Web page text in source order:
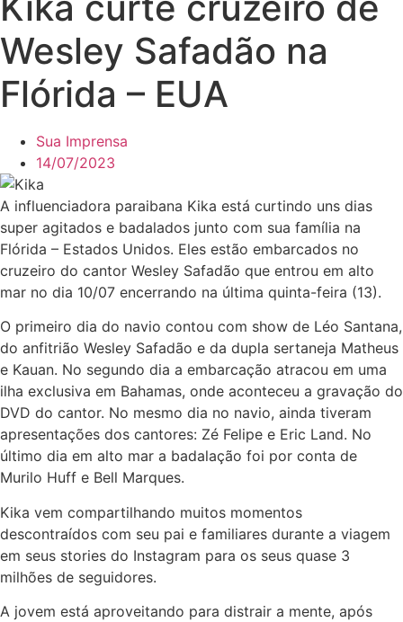
Wesley Safadão na
Flórida – EUA
Sua Imprensa
14/07/2023
A influenciadora paraibana Kika está curtindo uns dias
super agitados e badalados junto com sua família na
Flórida – Estados Unidos. Eles estão embarcados no
cruzeiro do cantor Wesley Safadão que entrou em alto
mar no dia 10/07 encerrando na última quinta-feira (13).
O primeiro dia do navio contou com show de Léo Santana,
do anfitrião Wesley Safadão e da dupla sertaneja Matheus
e Kauan. No segundo dia a embarcação atracou em uma
ilha exclusiva em Bahamas, onde aconteceu a gravação do
DVD do cantor. No mesmo dia no navio, ainda tiveram
apresentações dos cantores: Zé Felipe e Eric Land. No
último dia em alto mar a badalação foi por conta de
Murilo Huff e Bell Marques.
Kika vem compartilhando muitos momentos
descontraídos com seu pai e familiares durante a viagem
em seus stories do Instagram para os seus quase 3
milhões de seguidores.
A jovem está aproveitando para distrair a mente, após